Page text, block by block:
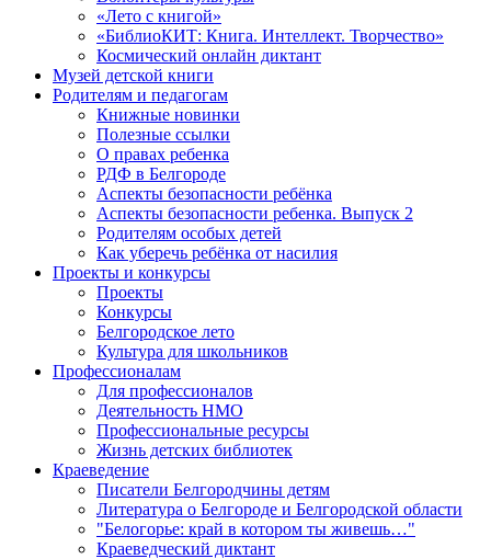
«Лето с книгой»
«БиблиоКИТ: Книга. Интеллект. Творчество»
Космический онлайн диктант
Музей детской книги
Родителям и педагогам
Книжные новинки
Полезные ссылки
О правах ребенка
РДФ в Белгороде
Аспекты безопасности ребёнка
Аспекты безопасности ребенка. Выпуск 2
Родителям особых детей
Как уберечь ребёнка от насилия
Проекты и конкурсы
Проекты
Конкурсы
Белгородское лето
Культура для школьников
Профессионалам
Для профессионалов
Деятельность НМО
Профессиональные ресурсы
Жизнь детских библиотек
Краеведение
Писатели Белгородчины детям
Литература о Белгороде и Белгородской области
"Белогорье: край в котором ты живешь…"
Краеведческий диктант